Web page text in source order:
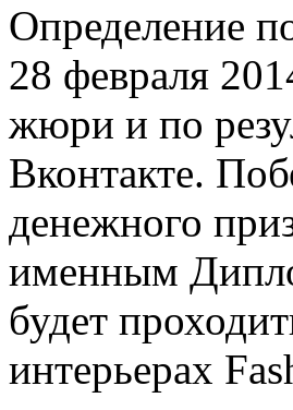
Определение
28 февраля
жюри и по
Вконтакте.
денежного
именным
будет
интерьерах